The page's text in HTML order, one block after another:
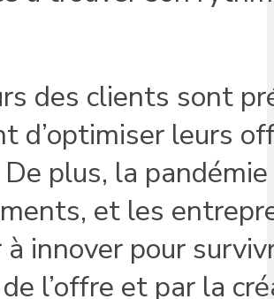
des clients sont
d’optimiser leurs
plus, la
et les
innover pour
l’offre et par la